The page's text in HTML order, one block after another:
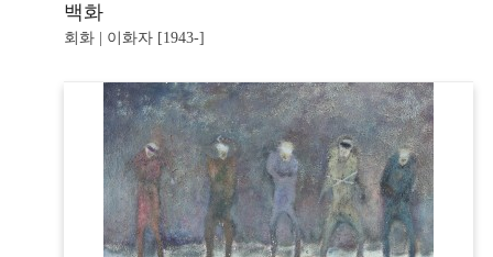
백화
회화 | 이화자 [1943-]